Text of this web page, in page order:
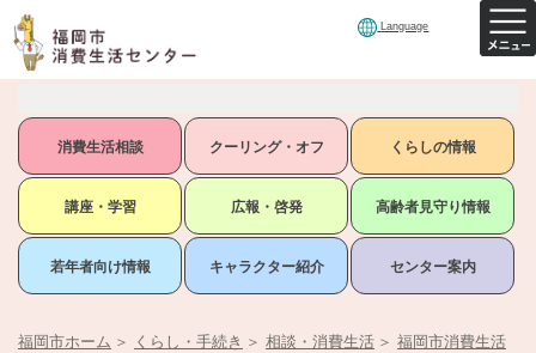
Language
消費生活相談 クーリング・オフ くらしの情報
講座・学習 広報・啓発 高齢者見守り情報
若年者向け情報 キャラクター紹介 センター案内
福岡市ホーム ＞ くらし・手続き ＞ 相談・消費生活 ＞ 福岡市消費生活